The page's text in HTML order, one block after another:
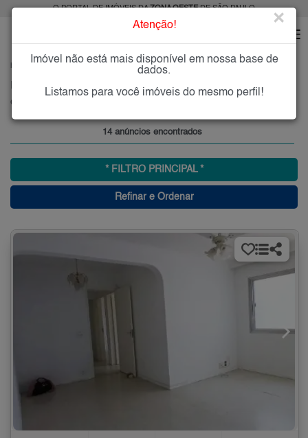
O PORTAL DE IMÓVEIS DAZONA OESTEDE SÃO PAULO
CIDADE SÃO FRANCISCO
Imóveis à Venda na Cidade São Francisco, Zona Oeste, SP
Cidade São Francisco, Zona Oeste
14 anúncios encontrados
* FILTRO PRINCIPAL *
Refinar e Ordenar
Atenção! ×
Imóvel não está mais disponível em nossa base de
dados.
Listamos para você imóveis do mesmo perfil!